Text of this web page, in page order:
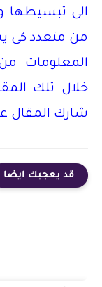
الى تبسيطها
من متعدد
المعلومات
خلال تلك
شارك
قد يعجبك ايضا